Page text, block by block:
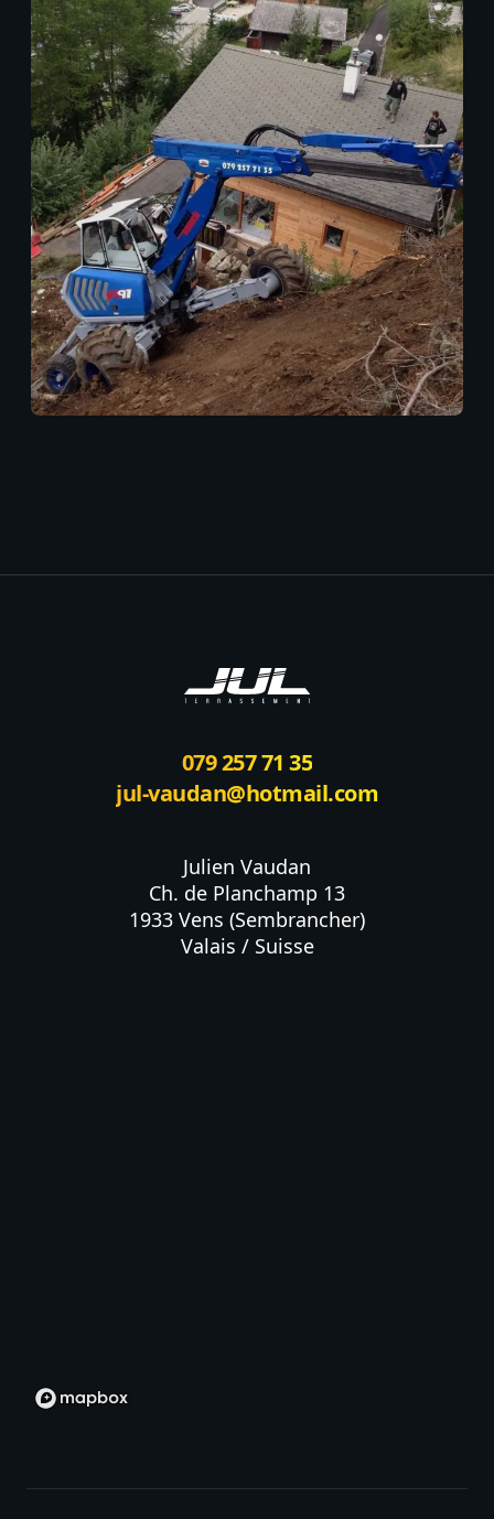
079 257 71 35
jul-vaudan@hotmail.com
Julien Vaudan
Ch. de Planchamp 13
1933 Vens (Sembrancher)
Valais / Suisse